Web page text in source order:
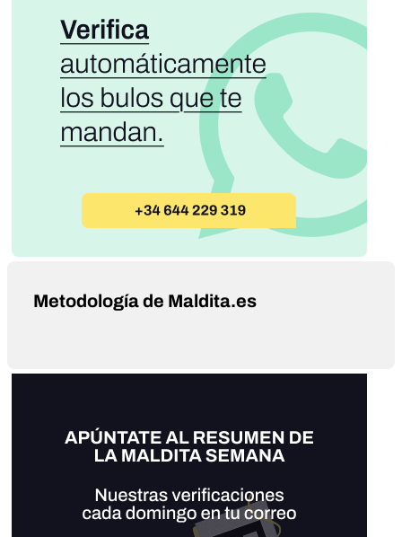
Metodología de Maldita.es